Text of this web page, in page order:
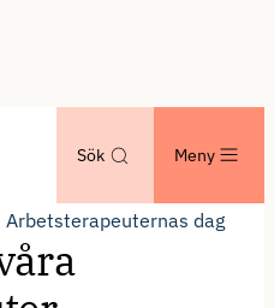
Sök Meny
Arbetsterapeuternas dag